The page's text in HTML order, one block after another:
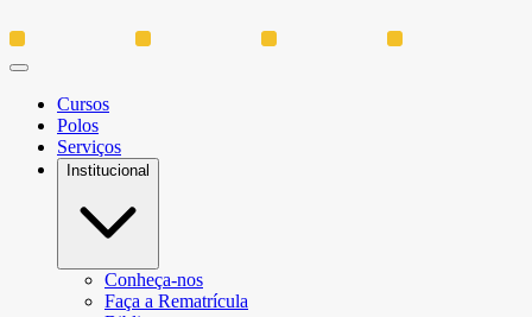
Cursos
Polos
Serviços
Institucional
Conheça-nos
Faça a Rematrícula